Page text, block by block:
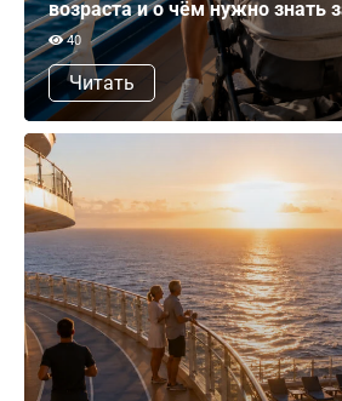
возраста и о чём нужно знать
40
Читать